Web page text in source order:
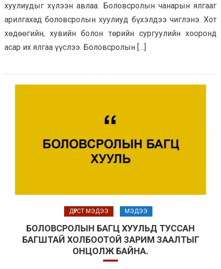
хуулиудыг хүлээн авлаа. Боловсролын чанарын ялгааг
арилгахад боловсролын хуулиуд бүхэлдээ чиглэнэ. Хот
хөдөөгийн, хувийн болон төрийн сургуулийн хооронд
асар их ялгаа үүслээ. Боловсролын […]
ДҮРСТ МЭДЭЭ МЭДЭЭ
БОЛОВСРОЛЫН БАГЦ ХУУЛЬД ТУССАН
БАГШТАЙ ХОЛБООТОЙ ЗАРИМ ЗААЛТЫГ
ОНЦОЛЖ БАЙНА.